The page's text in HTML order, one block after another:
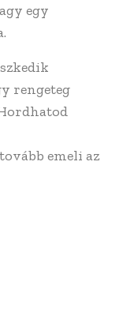
egy
rengeteg
emeli az